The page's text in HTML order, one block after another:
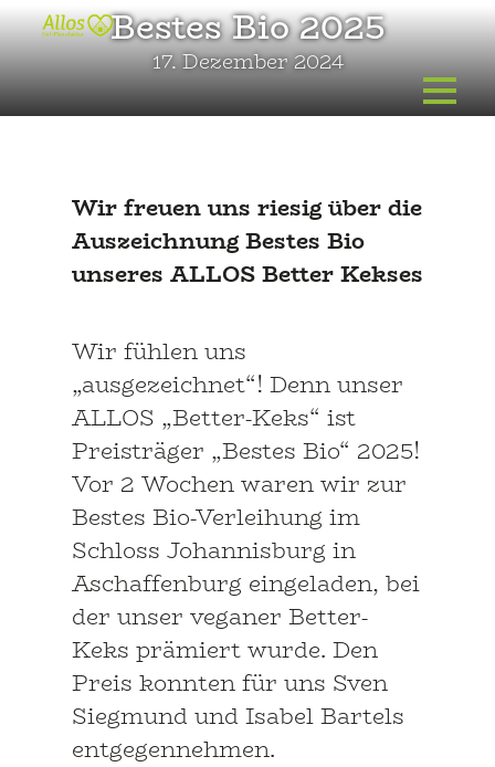
Zum
Inhalt
springen
Bestes Bio 2025
17. Dezember 2024
Wir freuen uns riesig über die
Auszeichnung Bestes Bio
unseres ALLOS Better Kekses
Wir fühlen uns
„ausgezeichnet“! Denn unser
ALLOS „Better-Keks“ ist
Preisträger „Bestes Bio“ 2025!
Vor 2 Wochen waren wir zur
Bestes Bio-Verleihung im
Schloss Johannisburg in
Aschaffenburg eingeladen, bei
der unser veganer Better-
Keks prämiert wurde. Den
Preis konnten für uns Sven
Siegmund und Isabel Bartels
entgegennehmen.